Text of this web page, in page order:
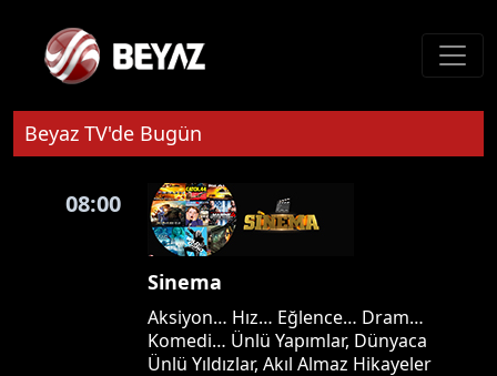
Beyaz TV'de Bugün
08:00
Sinema
Aksiyon… Hız… Eğlence… Dram…
Komedi… Ünlü Yapımlar, Dünyaca
Ünlü Yıldızlar, Akıl Almaz Hikayeler